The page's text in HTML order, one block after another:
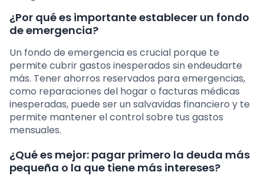
¿Por qué es importante establecer un fondo
de emergencia?
Un fondo de emergencia es crucial porque te
permite cubrir gastos inesperados sin endeudarte
más. Tener ahorros reservados para emergencias,
como reparaciones del hogar o facturas médicas
inesperadas, puede ser un salvavidas financiero y te
permite mantener el control sobre tus gastos
mensuales.
¿Qué es mejor: pagar primero la deuda más
pequeña o la que tiene más intereses?